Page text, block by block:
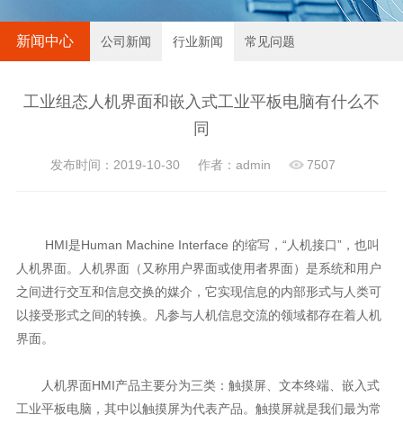
新闻中心 公司新闻 行业新闻 常见问题
工业组态人机界面和嵌入式工业平板电脑有什么不
同
发布时间：2019-10-30 作者：admin 7507
HMI是Human Machine Interface 的缩写，“人机接口”，也叫
人机界面。人机界面（又称用户界面或使用者界面）是系统和用户
之间进行交互和信息交换的媒介，它实现信息的内部形式与人类可
以接受形式之间的转换。凡参与人机信息交流的领域都存在着人机
界面。
人机界面HMI产品主要分为三类：触摸屏、文本终端、嵌入式
工业平板电脑，其中以触摸屏为代表产品。触摸屏就是我们最为常